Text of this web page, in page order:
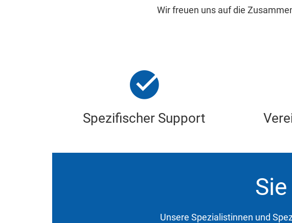
Wir freuen uns auf die
Spezifischer Support
Unsere Spezialistinnen und